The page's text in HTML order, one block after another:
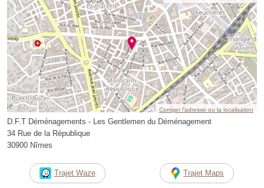
Corriger l’adresse ou la localisation
D.F.T Déménagements - Les Gentlemen du Déménagement
34 Rue de la République
30900 Nîmes
Trajet Waze Trajet Maps